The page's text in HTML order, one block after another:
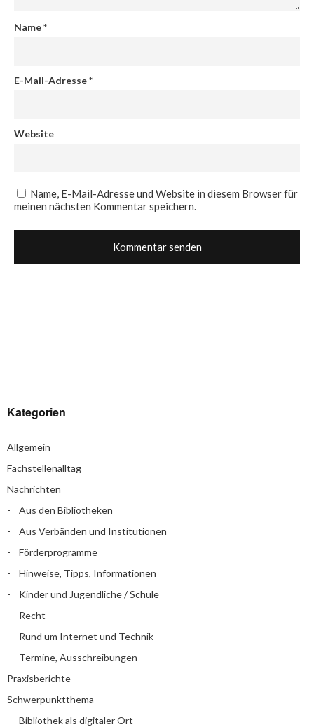
Name*
E-Mail-Adresse*
Website
Name, E-Mail-Adresse und Website in diesem Browser für
meinen nächsten Kommentar speichern.
Kategorien
Allgemein
Fachstellenalltag
Nachrichten
Aus den Bibliotheken
Aus Verbänden und Institutionen
Förderprogramme
Hinweise, Tipps, Informationen
Kinder und Jugendliche / Schule
Recht
Rund um Internet und Technik
Termine, Ausschreibungen
Praxisberichte
Schwerpunktthema
Bibliothek als digitaler Ort